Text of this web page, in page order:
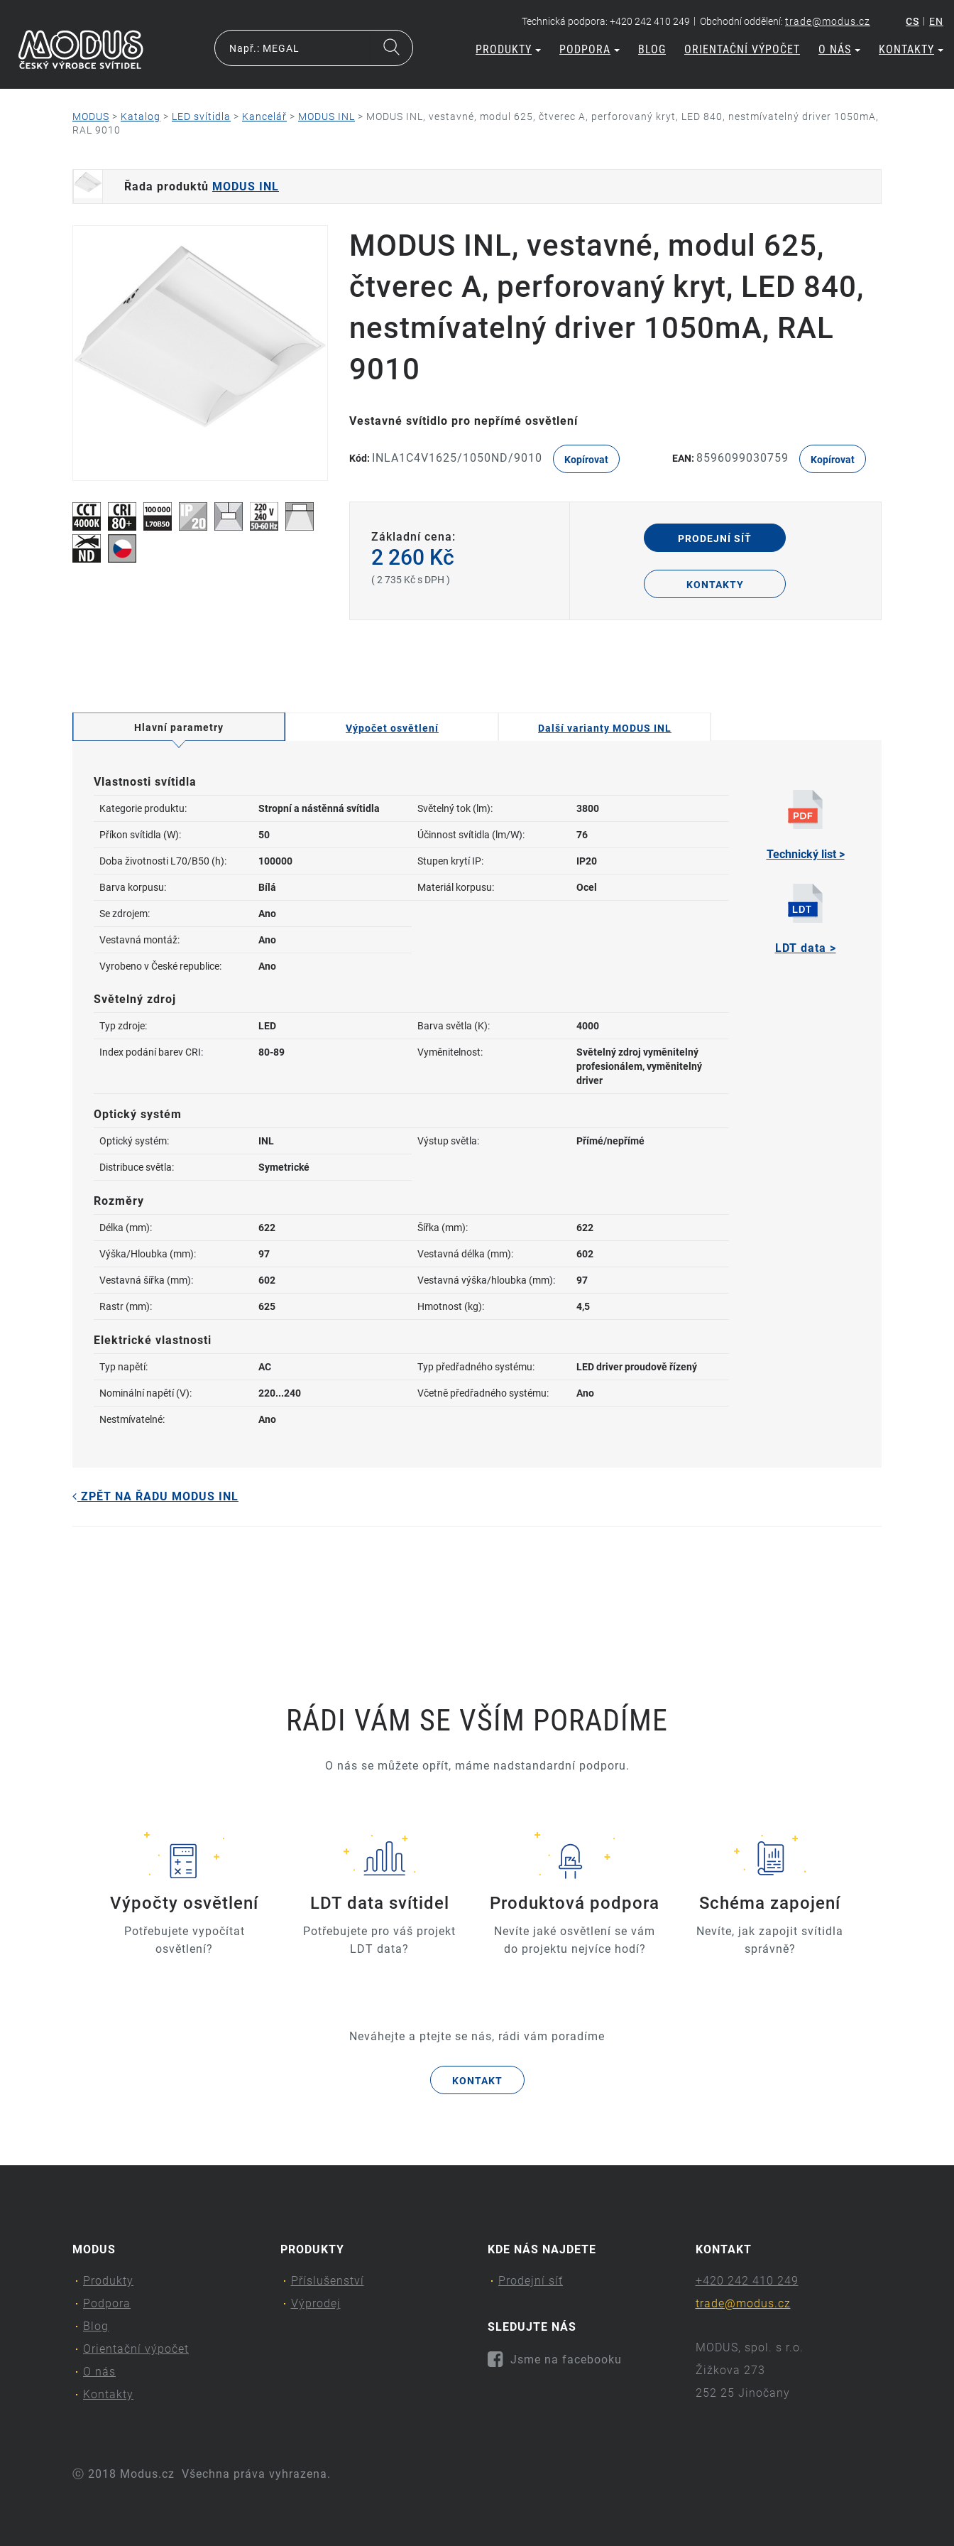
Technická podpora: +420 242 410 249 | Obchodní oddělení: trade@modus.cz CS | EN
PRODUKTY PODPORA BLOG ORIENTAČNÍ VÝPOČET O NÁS KONTAKTY
MODUS > Katalog > LED svítidla > Kancelář > MODUS INL > MODUS INL, vestavné, modul 625, čtverec A, perforovaný kryt, LED 840, nestmívatelný driver 1050mA,
RAL 9010
Řada produktů MODUS INL
MODUS INL, vestavné, modul 625,
čtverec A, perforovaný kryt, LED 840,
nestmívatelný driver 1050mA, RAL
9010
Vestavné svítidlo pro nepřímé osvětlení
Kód: INLA1C4V1625/1050ND/9010 Kopírovat EAN: 8596099030759 Kopírovat
Základní cena:
2 260 Kč
( 2 735 Kč s DPH )
PRODEJNÍ SÍŤ
KONTAKTY
Hlavní parametry Výpočet osvětlení Další varianty MODUS INL
Vlastnosti svítidla
Kategorie produktu: Stropní a nástěnná svítidla Světelný tok (lm): 3800
Příkon svítidla (W): 50 Účinnost svítidla (lm/W): 76
Doba životnosti L70/B50 (h): 100000 Stupen krytí IP: IP20
Barva korpusu: Bílá Materiál korpusu: Ocel
Se zdrojem: Ano
Vestavná montáž: Ano
Vyrobeno v České republice: Ano
Světelný zdroj
Typ zdroje: LED Barva světla (K): 4000
Index podání barev CRI: 80-89 Vyměnitelnost:
Světelný zdroj vyměnitelný
profesionálem, vyměnitelný
driver
Optický systém
Optický systém: INL Výstup světla: Přímé/nepřímé
Distribuce světla: Symetrické
Rozměry
Délka (mm): 622 Šířka (mm): 622
Výška/Hloubka (mm): 97 Vestavná délka (mm): 602
Vestavná šířka (mm): 602 Vestavná výška/hloubka (mm): 97
Rastr (mm): 625 Hmotnost (kg): 4,5
Elektrické vlastnosti
Typ napětí: AC Typ předřadného systému: LED driver proudově řízený
Nominální napětí (V): 220...240 Včetně předřadného systému: Ano
Nestmívatelné: Ano
Technický list >
LDT data >
ZPĚT NA ŘADU MODUS INL
RÁDI VÁM SE VŠÍM PORADÍME
O nás se můžete opřít, máme nadstandardní podporu.
Výpočty osvětlení
Potřebujete vypočítat
osvětlení?
LDT data svítidel
Potřebujete pro váš projekt
LDT data?
Produktová podpora
Nevíte jaké osvětlení se vám
do projektu nejvíce hodí?
Schéma zapojení
Nevíte, jak zapojit svítidla
správně?
Neváhejte a ptejte se nás, rádi vám poradíme
KONTAKT
MODUS
Produkty
Podpora
Blog
Orientační výpočet
O nás
Kontakty
PRODUKTY
Příslušenství
Výprodej
KDE NÁS NAJDETE
Prodejní síť
SLEDUJTE NÁS
Jsme na facebooku
KONTAKT
+420 242 410 249
trade@modus.cz
MODUS, spol. s r.o.
Žižkova 273
252 25 Jinočany
ⓒ 2018 Modus.cz Všechna práva vyhrazena.